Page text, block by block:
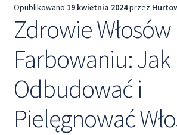
Opublikowano 19 kwietnia 2024przez
Zdrowie
Farbowaniu: Jak
Odbudować i
Pielęgnować